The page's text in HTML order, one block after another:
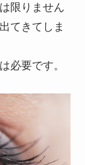
限りません
てきてしま
必要です。